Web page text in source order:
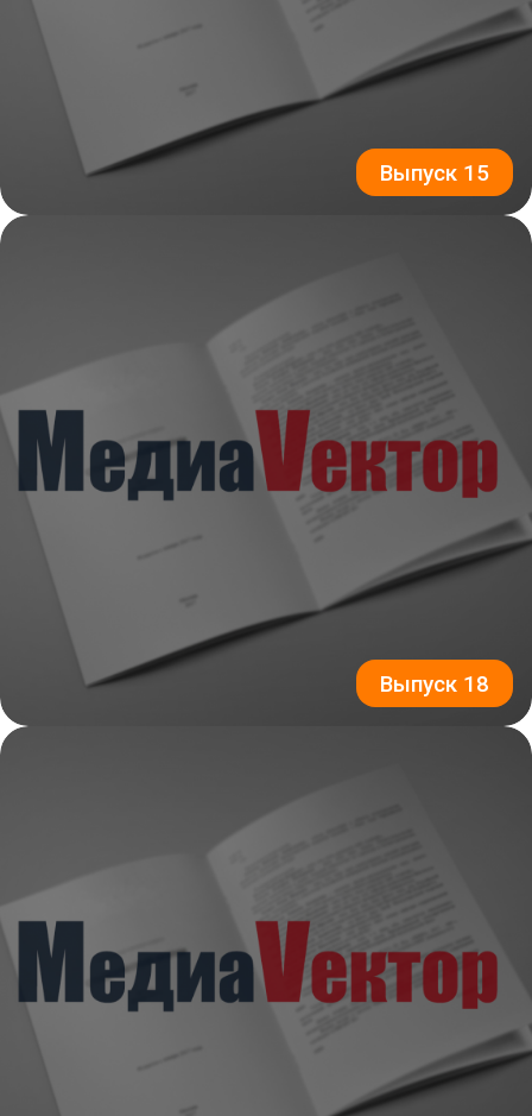
Выпуск 15
Выпуск 18